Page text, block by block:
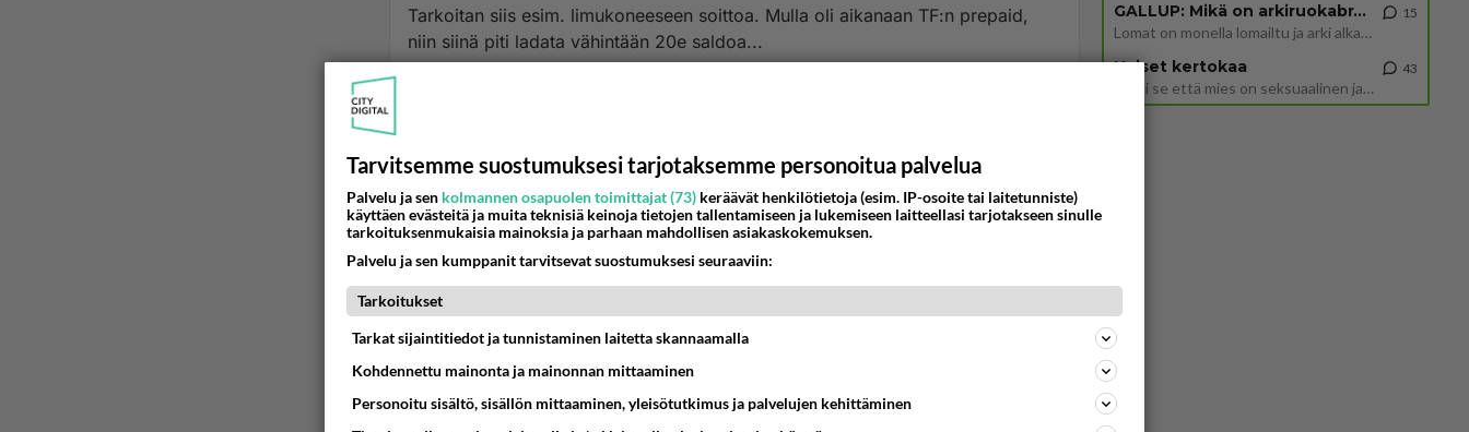
Tarkoitan siis esim. limukoneeseen soittoa. Mulla oli aikanaan TF:n prepaid,
niin siinä piti ladata vähintään 20e saldoa...
GALLUP: Mikä on arkiruokabravuurisi?
Lomat on monella lomailtu ja arki alkaa. Se voi tarkoittaa myös sitä, että grillailut on grillattu ja palataan arjen ruo
15
Naiset kertokaa
Miksi se että mies on seksuaalinen ja haluaa seksiä ja te olette hänen mielestänne haluttava on vastenmielistä? Mikä sii
43
Tarvitsemme suostumuksesi tarjotaksemme personoitua palvelua
Palvelu ja sen kolmannen osapuolen toimittajat (73) keräävät henkilötietoja (esim. IP-osoite tai laitetunniste)
käyttäen evästeitä ja muita teknisiä keinoja tietojen tallentamiseen ja lukemiseen laitteellasi tarjotakseen sinulle
tarkoituksenmukaisia mainoksia ja parhaan mahdollisen asiakaskokemuksen.
Palvelu ja sen kumppanit tarvitsevat suostumuksesi seuraaviin:
Tarkoitukset
Tarkat sijaintitiedot ja tunnistaminen laitetta skannaamalla
Kohdennettu mainonta ja mainonnan mittaaminen
Personoitu sisältö, sisällön mittaaminen, yleisötutkimus ja palvelujen kehittäminen